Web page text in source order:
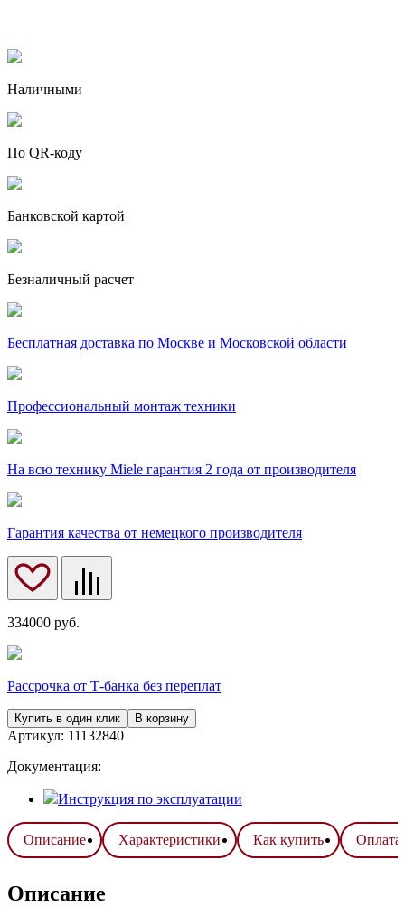
Наличными
По QR-коду
Банковской картой
Безналичный расчет
Бесплатная доставка по Москве и Московской области
Профессиональный монтаж техники
На всю технику Miele гарантия 2 года от производителя
Гарантия качества от немецкого производителя
334000 руб.
Рассрочка от Т-банка без переплат
Купить в один клик В корзину
Артикул: 11132840
Документация:
Инструкция по эксплуатации
Описание Характеристики Как купить Оплата
Описание